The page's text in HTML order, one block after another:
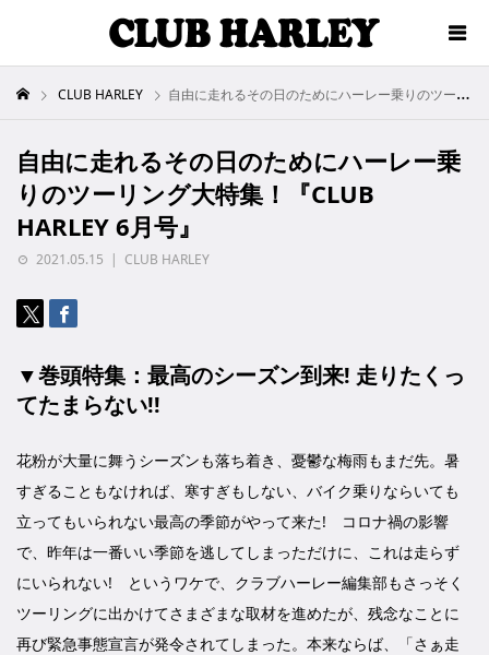
CLUB HARLEY 自由に走れるその日のためにハーレー乗りのツーリング大特集！『CLUB HARLEY 6月号』
自由に走れるその日のためにハーレー乗
りのツーリング大特集！『CLUB
HARLEY 6月号』
2021.05.15 CLUB HARLEY
▼巻頭特集：最高のシーズン到来! 走りたくっ
てたまらない!!
花粉が大量に舞うシーズンも落ち着き、憂鬱な梅雨もまだ先。暑
すぎることもなければ、寒すぎもしない、バイク乗りならいても
立ってもいられない最高の季節がやって来た! コロナ禍の影響
で、昨年は一番いい季節を逃してしまっただけに、これは走らず
にいられない! というワケで、クラブハーレー編集部もさっそく
ツーリングに出かけてさまざまな取材を進めたが、残念なことに
再び緊急事態宣言が発令されてしまった。本来ならば、「さぁ走